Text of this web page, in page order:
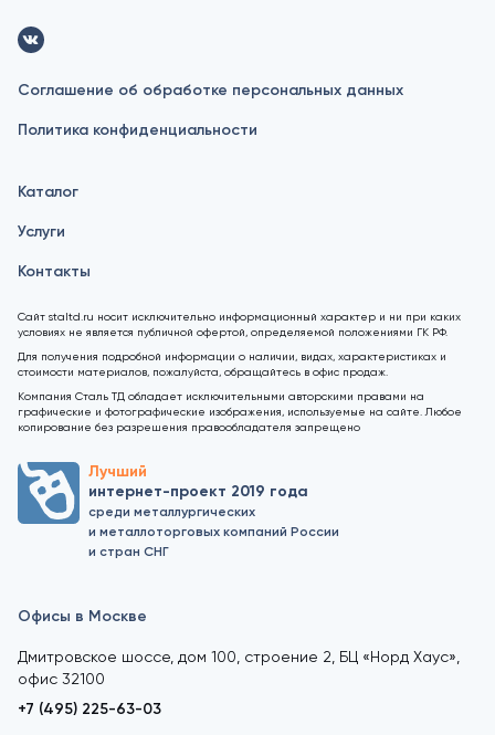
Соглашение об обработке персональных данных
Политика конфиденциальности
Каталог
Услуги
Контакты
Сайт staltd.ru носит исключительно информационный характер и ни при каких
условиях не является публичной офертой, определяемой положениями ГК РФ.
Для получения подробной информации о наличии, видах, характеристиках и
стоимости материалов, пожалуйста, обращайтесь в офис продаж.
Компания Сталь ТД обладает исключительными авторскими правами на
графические и фотографические изображения, используемые на сайте. Любое
копирование без разрешения правообладателя запрещено
Лучший
интернет-проект 2019 года
среди металлургических
и металлоторговых компаний России
и стран СНГ
Офисы в Москве
Дмитровское шоссе, дом 100, строение 2, БЦ «Норд Хаус»,
офис 32100
+7 (495) 225-63-03